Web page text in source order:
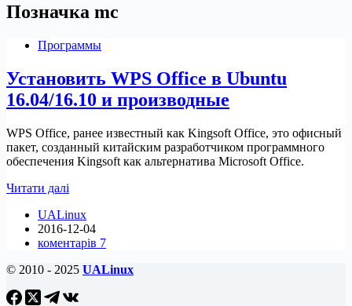
Позначка mc
Программы
Установить WPS Office в Ubuntu
16.04/16.10 и производные
WPS Office, ранее известный как Kingsoft Office, это офисный
пакет, созданный китайским разработчиком программного
обеспечения Kingsoft как альтернатива Microsoft Office.
Читати далі
Office
в
Ubuntu
и
UALinux
2016-12-04
коментарів 7
© 2010 - 2025 UALinux